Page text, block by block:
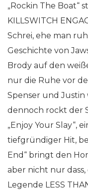
„Rockin The Boat“
KILLSWITCH
Schrei, ehe man
Geschichte von
Brody auf den
nur die Ruhe vor
Spenser und
dennoch rockt der
„Enjoy Your Slay“,
tiefgründiger Hit,
End“ bringt den
aber nicht nur
Legende LESS